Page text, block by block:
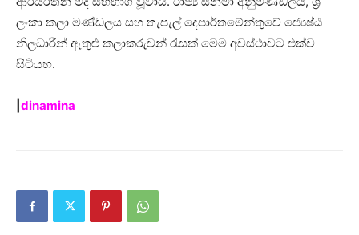
ලංකා කලා මණ්ඩලය සහ තැපැල් දෙපාර්තමේන්තුවේ ජ්‍යෙෂ්ඨ
නිලධාරීන් ඇතුළු කලාකරුවන් රැසක් මෙම අවස්ථාවට එක්ව
සිටියහ.
dinamina